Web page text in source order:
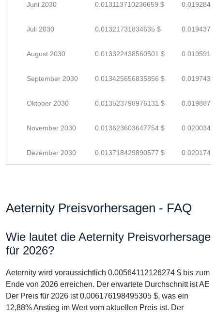
Juni 2030 0.013113710236659 $
Juli 2030 0.01321731834635 $
August 2030 0.013322438560501 $
September 2030 0.013425656835856 $
Oktober 2030 0.013523798976131 $
November 2030 0.013623603647754 $
Dezember 2030 0.013718429890577 $
Aeternity Preisvorhersagen - FAQ
Wie lautet die Aeternity Preisvorhersage
für 2026?
Aeternity wird voraussichtlich 0.00564112126274 $ bis zum
Ende von 2026 erreichen. Der erwartete Durchschnitt ist AE
Der Preis für 2026 ist 0.006176198495305 $, was ein
12,88% Anstieg im Wert vom aktuellen Preis ist. Der